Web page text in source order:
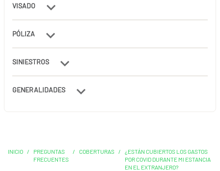
VISADO
PÓLIZA
SINIESTROS
GENERALIDADES
INICIO /
PREGUNTAS
FRECUENTES
/ COBERTURAS /
¿ESTÁN CUBIERTOS LOS GASTOS
POR COVID DURANTE MI ESTANCIA
EN EL EXTRANJERO?